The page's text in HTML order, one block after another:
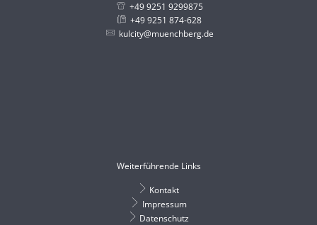
+49 9251 9299875
+49 9251 874-628
kulcity@muenchberg.de
Weiterführende Links
Kontakt
Impressum
Datenschutz